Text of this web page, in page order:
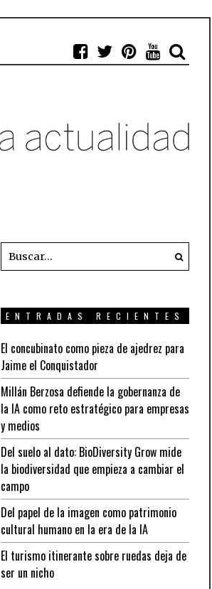
ENTRADAS RECIENTES
El concubinato como pieza de ajedrez para
Jaime el Conquistador
Millán Berzosa defiende la gobernanza de
la IA como reto estratégico para empresas
y medios
Del suelo al dato: BioDiversity Grow mide
la biodiversidad que empieza a cambiar el
campo
Del papel de la imagen como patrimonio
cultural humano en la era de la IA
El turismo itinerante sobre ruedas deja de
ser un nicho